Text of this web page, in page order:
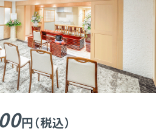
円（税込）